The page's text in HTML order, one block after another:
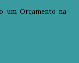
um Orçamento na